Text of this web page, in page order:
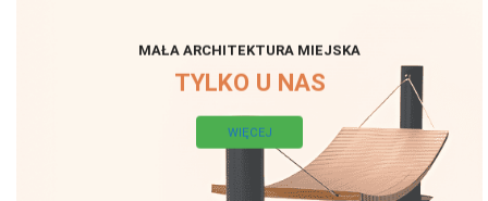
MAŁA ARCHITEKTURA MIEJSKA
TYLKO U NAS
WIĘCEJ